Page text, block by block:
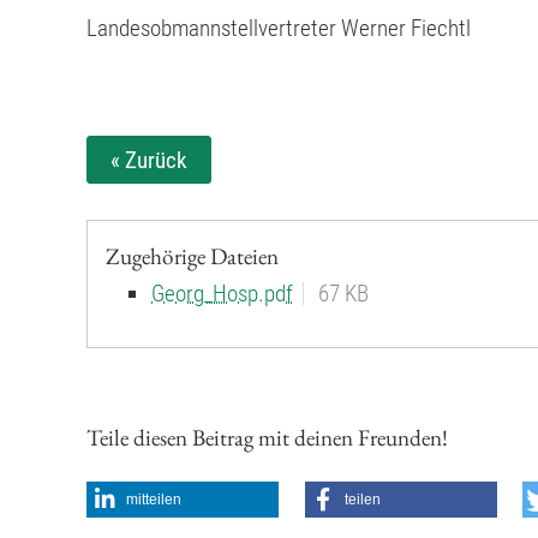
Landesobmannstellvertreter Werner Fiechtl
« Zurück
Zugehörige Dateien
Georg_Hosp.pdf 67 KB
Teile diesen Beitrag mit deinen Freunden!
mitteilen teilen